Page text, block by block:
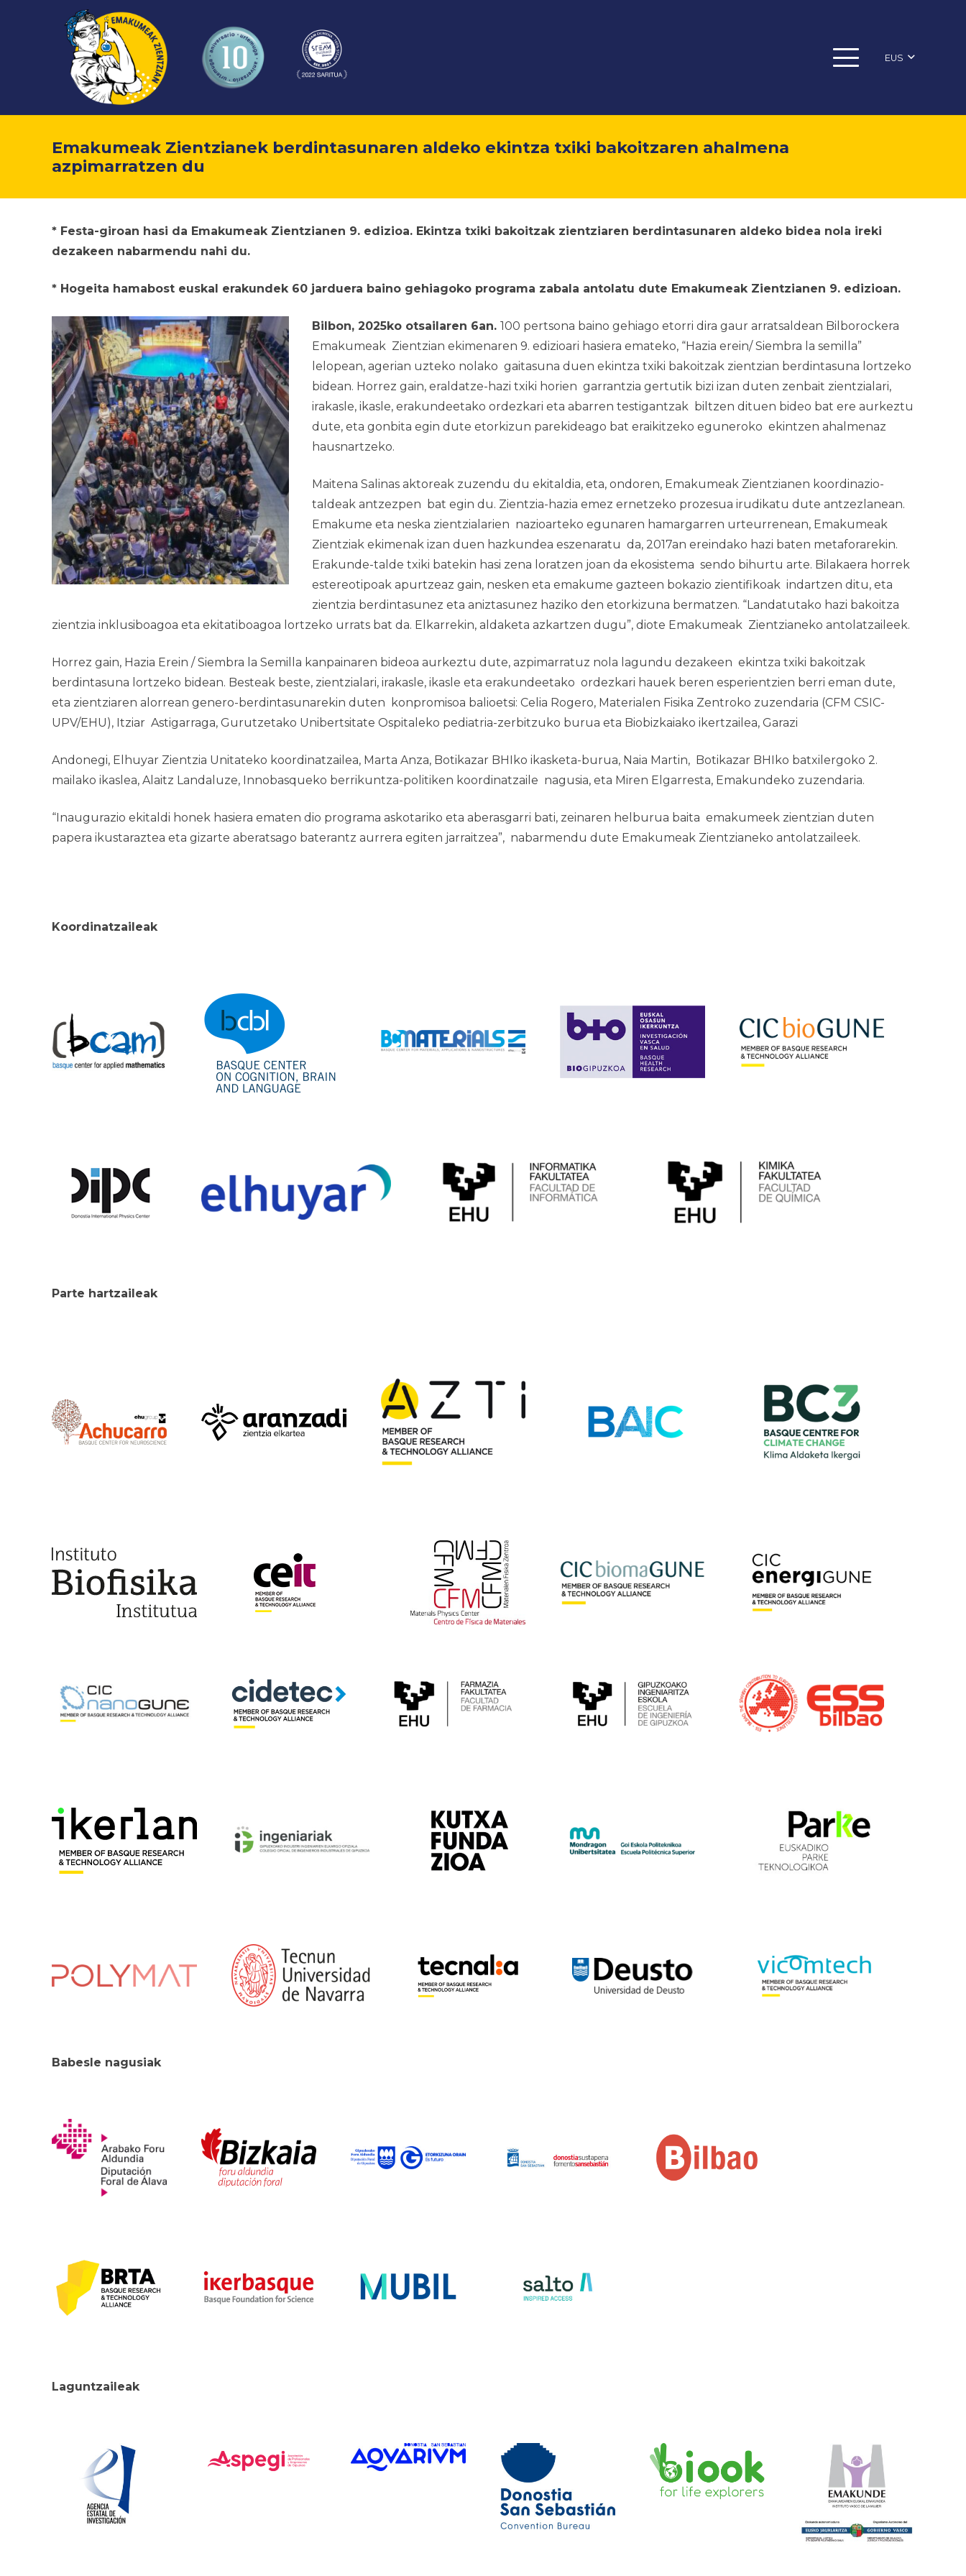
EUS
Emakumeak Zientzianek berdintasunaren aldeko ekintza txiki bakoitzaren ahalmena
azpimarratzen du
* Festa-giroan hasi da Emakumeak Zientzianen 9. edizioa. Ekintza txiki bakoitzak zientziaren berdintasunaren aldeko bidea nola ireki
dezakeen nabarmendu nahi du.
* Hogeita hamabost euskal erakundek 60 jarduera baino gehiagoko programa zabala antolatu dute Emakumeak Zientzianen 9. edizioan.
Bilbon, 2025ko otsailaren 6an. 100 pertsona baino gehiago etorri dira gaur arratsaldean Bilborockera
Emakumeak Zientzian ekimenaren 9. edizioari hasiera emateko, “Hazia erein/ Siembra la semilla”
lelopean, agerian uzteko nolako gaitasuna duen ekintza txiki bakoitzak zientzian berdintasuna lortzeko
bidean. Horrez gain, eraldatze- hazi txiki horien garrantzia gertutik bizi izan duten zenbait zientzialari,
irakasle, ikasle, erakundeetako ordezkari eta abarren testigantzak biltzen dituen bideo bat ere aurkeztu
dute, eta gonbita egin dute etorkizun parekideago bat eraikitzeko eguneroko ekintzen ahalmenaz
hausnartzeko.
Maitena Salinas aktoreak zuzendu du ekitaldia, eta, ondoren, Emakumeak Zientzianen koordinazio-
taldeak antzezpen bat egin du. Zientzia-hazia emez ernetzeko prozesua irudikatu dute antzezlanean.
Emakume eta neska zientzialarien nazioarteko egunaren hamargarren urteurrenean, Emakumeak
Zientziak ekimenak izan duen hazkundea eszenaratu da, 2017an ereindako hazi baten metaforarekin.
Erakunde-talde txiki batekin hasi zena loratzen joan da ekosistema sendo bihurtu arte. Bilakaera horrek
estereotipoak apurtzeaz gain, nesken eta emakume gazteen bokazio zientifikoak indartzen ditu, eta
zientzia berdintasunez eta aniztasunez haziko den etorkizuna bermatzen. “Landatutako hazi bakoitza
zientzia inklusiboagoa eta ekitatiboagoa lortzeko urrats bat da. Elkarrekin, aldaketa azkartzen dugu”, diote Emakumeak Zientzianeko antolatzaileek.
Horrez gain, Hazia Erein / Siembra la Semilla kanpainaren bideoa aurkeztu dute, azpimarratuz nola lagundu dezakeen ekintza txiki bakoitzak
berdintasuna lortzeko bidean. Besteak beste, zientzialari, irakasle, ikasle eta erakundeetako ordezkari hauek beren esperientzien berri eman dute,
eta zientziaren alorrean genero-berdintasunarekin duten konpromisoa balioetsi: Celia Rogero, Materialen Fisika Zentroko zuzendaria (CFM CSIC-
UPV/EHU), Itziar Astigarraga, Gurutzetako Unibertsitate Ospitaleko pediatria-zerbitzuko burua eta Biobizkaiako ikertzailea, Garazi
Andonegi, Elhuyar Zientzia Unitateko koordinatzailea, Marta Anza, Botikazar BHIko ikasketa-burua, Naia Martin, Botikazar BHIko batxilergoko 2.
mailako ikaslea, Alaitz Landaluze, Innobasqueko berrikuntza-politiken koordinatzaile nagusia, eta Miren Elgarresta, Emakundeko zuzendaria.
“Inaugurazio ekitaldi honek hasiera ematen dio programa askotariko eta aberasgarri bati, zeinaren helburua baita emakumeek zientzian duten
papera ikustaraztea eta gizarte aberatsago baterantz aurrera egiten jarraitzea”, nabarmendu dute Emakumeak Zientzianeko antolatzaileek.
Koordinatzaileak
Parte hartzaileak
Babesle nagusiak
Laguntzaileak